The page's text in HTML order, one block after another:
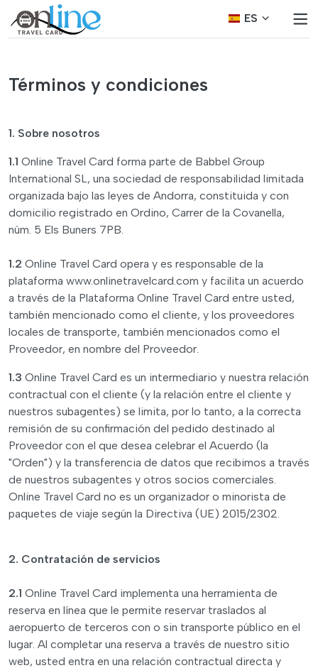
ES
Términos y condiciones
1. Sobre nosotros
1.1 Online Travel Card forma parte de Babbel Group
International SL, una sociedad de responsabilidad limitada
organizada bajo las leyes de Andorra, constituida y con
domicilio registrado en Ordino, Carrer de la Covanella,
núm. 5 Els Buners 7PB.
1.2 Online Travel Card opera y es responsable de la
plataforma www.onlinetravelcard.com y facilita un acuerdo
a través de la Plataforma Online Travel Card entre usted,
también mencionado como el cliente, y los proveedores
locales de transporte, también mencionados como el
Proveedor, en nombre del Proveedor.
1.3 Online Travel Card es un intermediario y nuestra relación
contractual con el cliente (y la relación entre el cliente y
nuestros subagentes) se limita, por lo tanto, a la correcta
remisión de su confirmación del pedido destinado al
Proveedor con el que desea celebrar el Acuerdo (la
"Orden") y la transferencia de datos que recibimos a través
de nuestros subagentes y otros socios comerciales.
Online Travel Card no es un organizador o minorista de
paquetes de viaje según la Directiva (UE) 2015/2302.
2. Contratación de servicios
2.1 Online Travel Card implementa una herramienta de
reserva en línea que le permite reservar traslados al
aeropuerto de terceros con o sin transporte público en el
lugar. Al completar una reserva a través de nuestro sitio
web, usted entra en una relación contractual directa y